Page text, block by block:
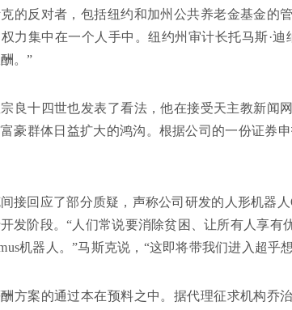
的反对者，包括纽约和加州公共养老金基金的
力集中在一个人手中。纽约州审计长托马斯·
。”
良十四世也发表了看法，他在接受天主教新闻
豪群体日益扩大的鸿沟。根据公司的一份证券
接回应了部分质疑，声称公司研发的人形机器
发阶段。“人们常说要消除贫困、让所有人享
机器人。”马斯克说，“这即将带我们进入超乎
方案的通过本在预料之中。据代理征求机构乔